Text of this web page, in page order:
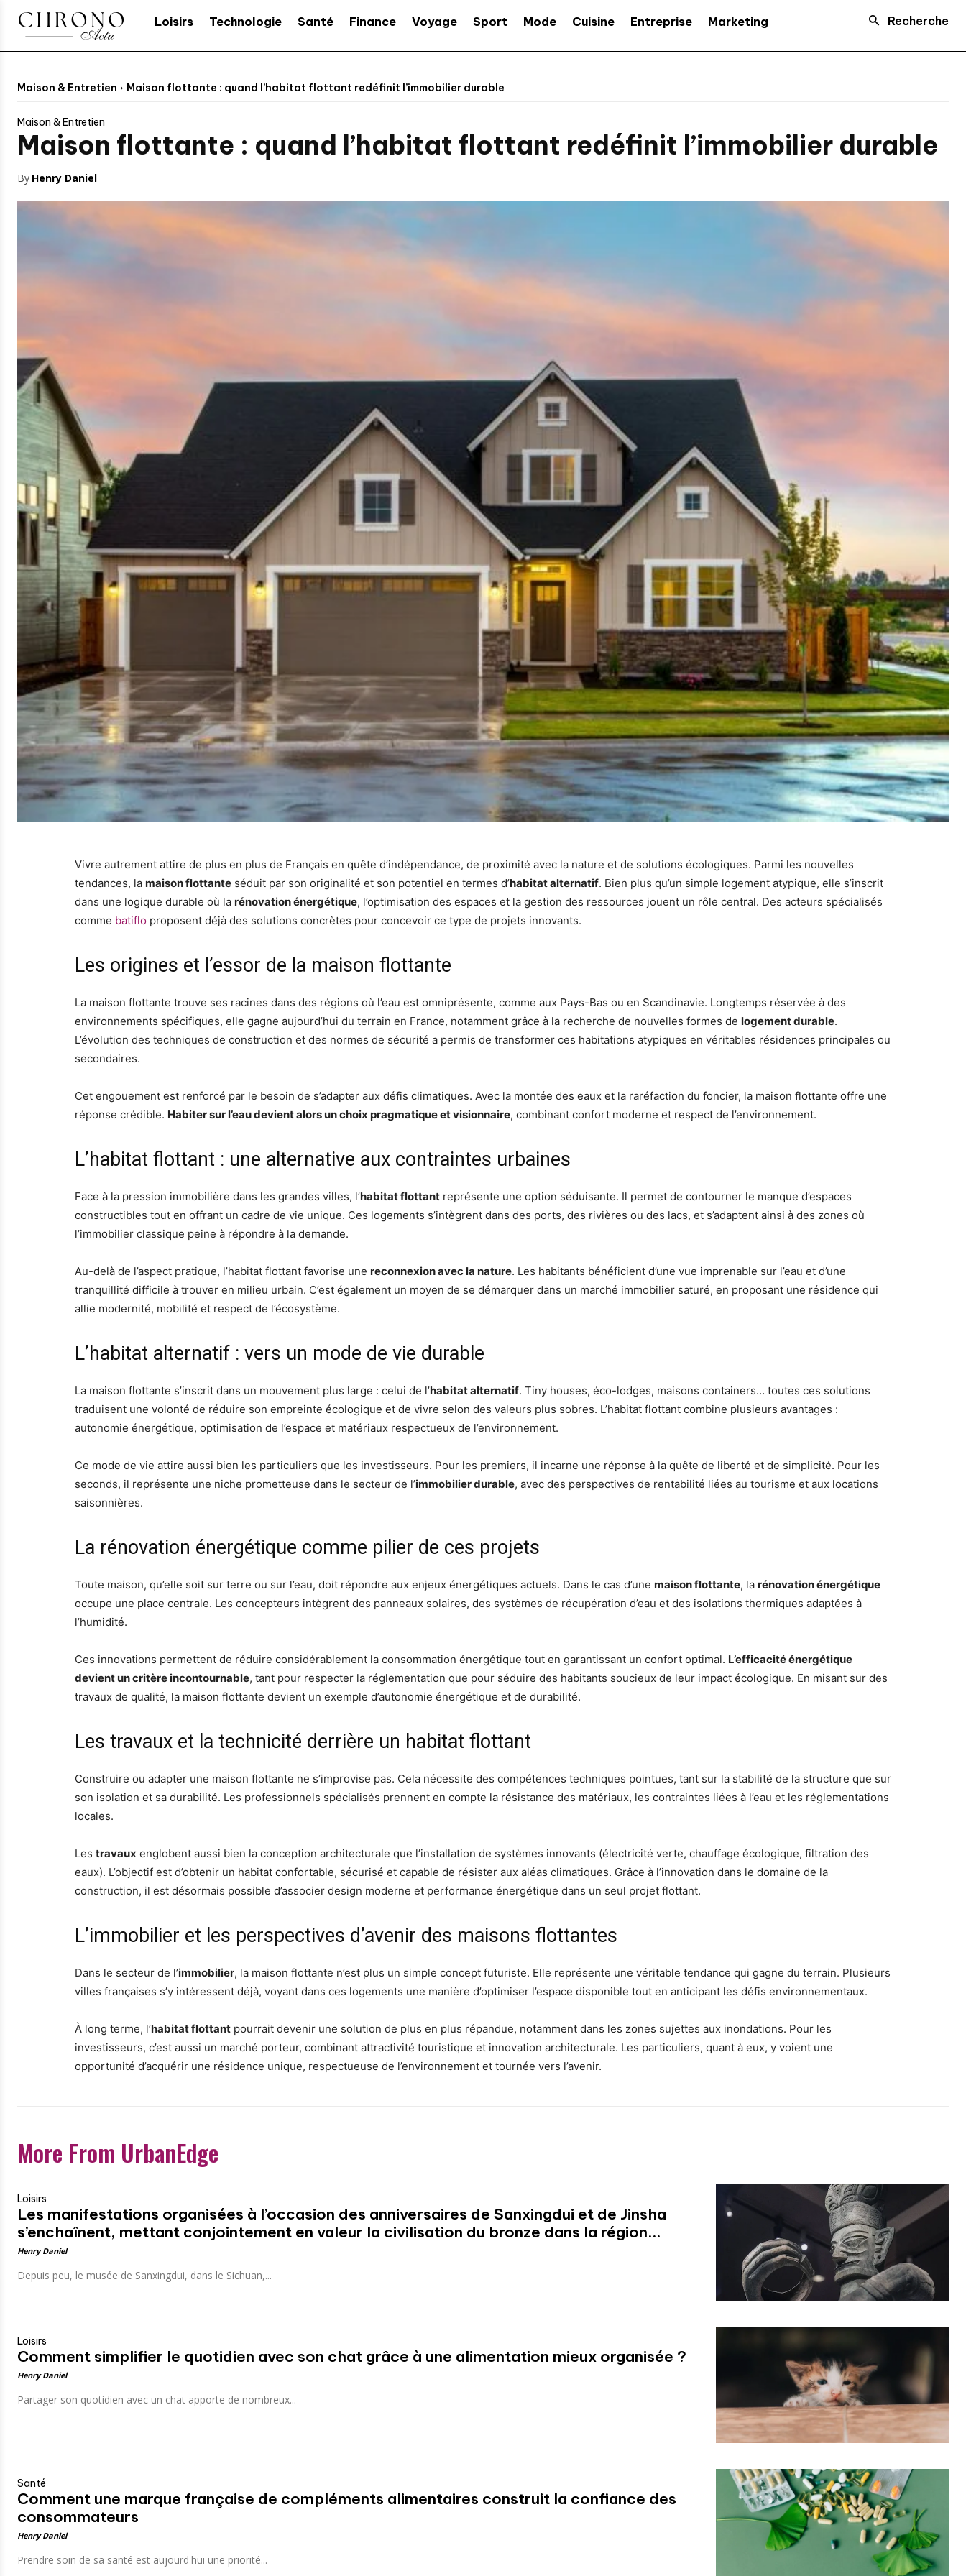
Loisirs Technologie Santé Finance Voyage Sport Mode Cuisine Entreprise Marketing Recherche
Maison & Entretien Maison flottante : quand l’habitat flottant redéfinit l’immobilier durable
Maison & Entretien
Maison flottante : quand l’habitat flottant redéfinit l’immobilier durable
By Henry Daniel
Vivre autrement attire de plus en plus de Français en quête d’indépendance, de proximité avec la nature et de solutions écologiques. Parmi les nouvelles
tendances, la maison flottante séduit par son originalité et son potentiel en termes d’habitat alternatif. Bien plus qu’un simple logement atypique, elle s’inscrit
dans une logique durable où la rénovation énergétique, l’optimisation des espaces et la gestion des ressources jouent un rôle central. Des acteurs spécialisés
comme batiflo proposent déjà des solutions concrètes pour concevoir ce type de projets innovants.
Les origines et l’essor de la maison flottante
La maison flottante trouve ses racines dans des régions où l’eau est omniprésente, comme aux Pays-Bas ou en Scandinavie. Longtemps réservée à des
environnements spécifiques, elle gagne aujourd’hui du terrain en France, notamment grâce à la recherche de nouvelles formes de logement durable.
L’évolution des techniques de construction et des normes de sécurité a permis de transformer ces habitations atypiques en véritables résidences principales ou
secondaires.
Cet engouement est renforcé par le besoin de s’adapter aux défis climatiques. Avec la montée des eaux et la raréfaction du foncier, la maison flottante offre une
réponse crédible. Habiter sur l’eau devient alors un choix pragmatique et visionnaire, combinant confort moderne et respect de l’environnement.
L’habitat flottant : une alternative aux contraintes urbaines
Face à la pression immobilière dans les grandes villes, l’habitat flottant représente une option séduisante. Il permet de contourner le manque d’espaces
constructibles tout en offrant un cadre de vie unique. Ces logements s’intègrent dans des ports, des rivières ou des lacs, et s’adaptent ainsi à des zones où
l’immobilier classique peine à répondre à la demande.
Au-delà de l’aspect pratique, l’habitat flottant favorise une reconnexion avec la nature. Les habitants bénéficient d’une vue imprenable sur l’eau et d’une
tranquillité difficile à trouver en milieu urbain. C’est également un moyen de se démarquer dans un marché immobilier saturé, en proposant une résidence qui
allie modernité, mobilité et respect de l’écosystème.
L’habitat alternatif : vers un mode de vie durable
La maison flottante s’inscrit dans un mouvement plus large : celui de l’habitat alternatif. Tiny houses, éco-lodges, maisons containers… toutes ces solutions
traduisent une volonté de réduire son empreinte écologique et de vivre selon des valeurs plus sobres. L’habitat flottant combine plusieurs avantages :
autonomie énergétique, optimisation de l’espace et matériaux respectueux de l’environnement.
Ce mode de vie attire aussi bien les particuliers que les investisseurs. Pour les premiers, il incarne une réponse à la quête de liberté et de simplicité. Pour les
seconds, il représente une niche prometteuse dans le secteur de l’immobilier durable, avec des perspectives de rentabilité liées au tourisme et aux locations
saisonnières.
La rénovation énergétique comme pilier de ces projets
Toute maison, qu’elle soit sur terre ou sur l’eau, doit répondre aux enjeux énergétiques actuels. Dans le cas d’une maison flottante, la rénovation énergétique
occupe une place centrale. Les concepteurs intègrent des panneaux solaires, des systèmes de récupération d’eau et des isolations thermiques adaptées à
l’humidité.
Ces innovations permettent de réduire considérablement la consommation énergétique tout en garantissant un confort optimal. L’efficacité énergétique
devient un critère incontournable, tant pour respecter la réglementation que pour séduire des habitants soucieux de leur impact écologique. En misant sur des
travaux de qualité, la maison flottante devient un exemple d’autonomie énergétique et de durabilité.
Les travaux et la technicité derrière un habitat flottant
Construire ou adapter une maison flottante ne s’improvise pas. Cela nécessite des compétences techniques pointues, tant sur la stabilité de la structure que sur
son isolation et sa durabilité. Les professionnels spécialisés prennent en compte la résistance des matériaux, les contraintes liées à l’eau et les réglementations
locales.
Les travaux englobent aussi bien la conception architecturale que l’installation de systèmes innovants (électricité verte, chauffage écologique, filtration des
eaux). L’objectif est d’obtenir un habitat confortable, sécurisé et capable de résister aux aléas climatiques. Grâce à l’innovation dans le domaine de la
construction, il est désormais possible d’associer design moderne et performance énergétique dans un seul projet flottant.
L’immobilier et les perspectives d’avenir des maisons flottantes
Dans le secteur de l’immobilier, la maison flottante n’est plus un simple concept futuriste. Elle représente une véritable tendance qui gagne du terrain. Plusieurs
villes françaises s’y intéressent déjà, voyant dans ces logements une manière d’optimiser l’espace disponible tout en anticipant les défis environnementaux.
À long terme, l’habitat flottant pourrait devenir une solution de plus en plus répandue, notamment dans les zones sujettes aux inondations. Pour les
investisseurs, c’est aussi un marché porteur, combinant attractivité touristique et innovation architecturale. Les particuliers, quant à eux, y voient une
opportunité d’acquérir une résidence unique, respectueuse de l’environnement et tournée vers l’avenir.
More From UrbanEdge
Loisirs
Les manifestations organisées à l’occasion des anniversaires de Sanxingdui et de Jinsha
s’enchaînent, mettant conjointement en valeur la civilisation du bronze dans la région...
Henry Daniel
Depuis peu, le musée de Sanxingdui, dans le Sichuan,...
Loisirs
Comment simplifier le quotidien avec son chat grâce à une alimentation mieux organisée ?
Henry Daniel
Partager son quotidien avec un chat apporte de nombreux...
Santé
Comment une marque française de compléments alimentaires construit la confiance des
consommateurs
Henry Daniel
Prendre soin de sa santé est aujourd'hui une priorité...